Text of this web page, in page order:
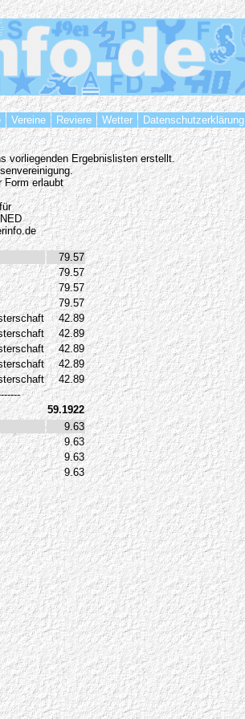
Vereine Reviere Wetter Datenschutzerklärung
vorliegenden Ergebnislisten erstellt.
Form erlaubt
79.57
79.57
79.57
79.57
42.89
42.89
42.89
42.89
42.89
59.1922
9.63
9.63
9.63
9.63